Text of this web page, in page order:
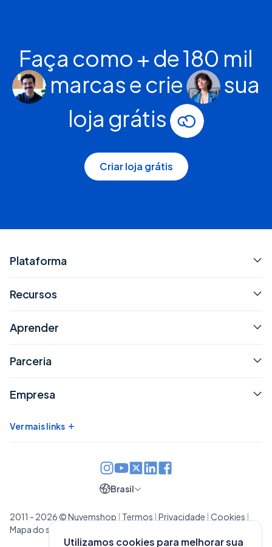
Faça como + de 180 mil
marcas e crie
sua
loja grátis
Criar loja grátis
Utilizamos cookies para melhorar sua
Plataforma
Recursos
Aprender
Parceria
Empresa
Ver mais links +
2011 - 2026 © Nuvemshop | Termos | Privacidade | Cookies |
Mapa do site
Brasil